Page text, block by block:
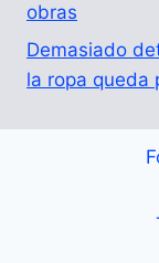
obras
Demasiado
la ropa queda